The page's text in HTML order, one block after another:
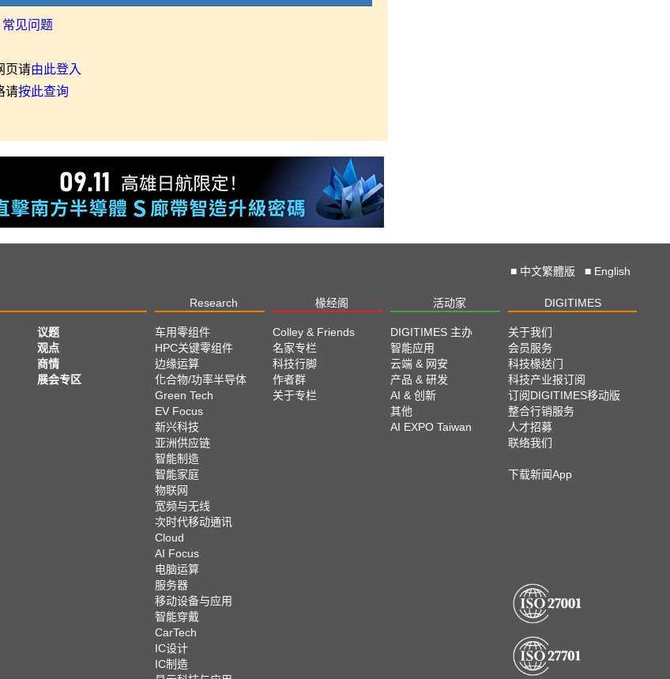
常见问题
页请由此登入
请按此查询
■ 中文繁體版 ■ English
Research 椽经阁 活动家 DIGITIMES
议题
观点
商情
展会专区
车用零组件
HPC关键零组件
边缘运算
化合物/功率半导体
Green Tech
EV Focus
新兴科技
亚洲供应链
智能制造
智能家庭
物联网
宽频与无线
次时代移动通讯
Cloud
AI Focus
电脑运算
服务器
移动设备与应用
智能穿戴
CarTech
IC设计
IC制造
Colley & Friends
名家专栏
科技行脚
作者群
关于专栏
DIGITIMES 主办
智能应用
云端 & 网安
产品 & 研发
AI & 创新
其他
AI EXPO Taiwan
关于我们
会员服务
科技椽送门
科技产业报订阅
订阅DIGITIMES移动版
整合行销服务
人才招募
联络我们
下载新闻App